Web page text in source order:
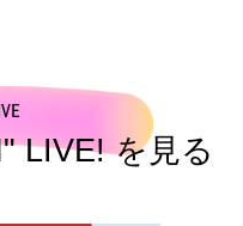
LIVE! を見る